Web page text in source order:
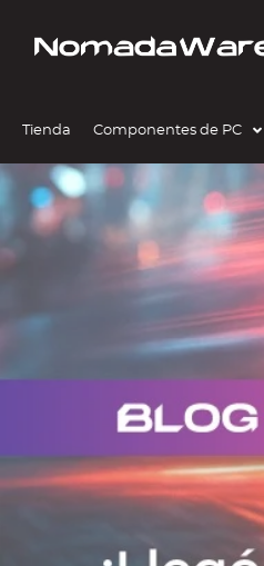
Tienda Componentes de PC